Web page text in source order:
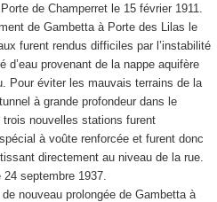
de Champerret le 15 février 1911.
de Gambetta à Porte des Lilas le
furent rendus difficiles par l’instabilité
d’eau provenant de la nappe aquifère
Pour éviter les mauvais terrains de la
à grande profondeur dans le
nouvelles stations furent
à voûte renforcée et furent donc
directement au niveau de la rue.
septembre 1937.
nouveau prolongée de Gambetta à